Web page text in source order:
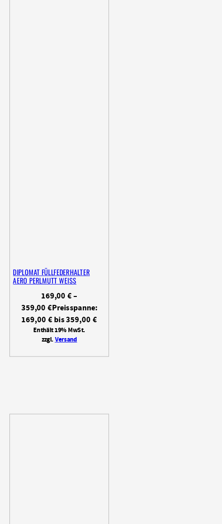
DIPLOMAT FÜLLFEDERHALTER
AERO PERLMUTT WEISS
169,00 €–
359,00 €Preisspanne:
169,00 € bis 359,00 €
Enthält 19% MwSt.
zzgl. Versand